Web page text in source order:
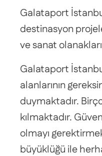
Galataport
destinasyon
ve sanat
Galataport
alanlarının
duymaktadır.
kılmaktadır.
olmayı
büyüklüğü ile